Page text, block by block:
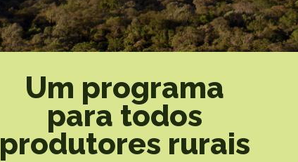
Um programa
para todos
produtores rurais